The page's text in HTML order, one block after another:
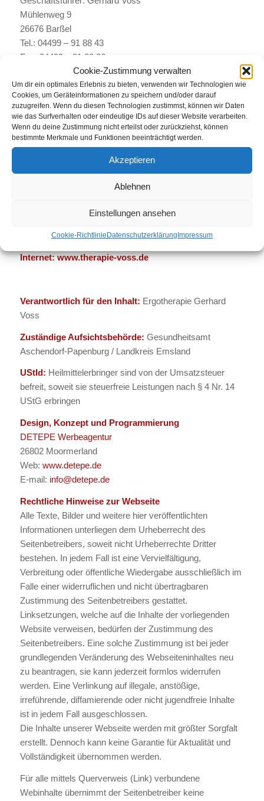
Cookie-Zustimmung verwalten
Um dir ein optimales Erlebnis zu bieten, verwenden wir Technologien wie
Cookies, um Geräteinformationen zu speichern und/oder darauf
zuzugreifen. Wenn du diesen Technologien zustimmst, können wir Daten
wie das Surfverhalten oder eindeutige IDs auf dieser Website verarbeiten.
Wenn du deine Zustimmung nicht erteilst oder zurückziehst, können
bestimmte Merkmale und Funktionen beeinträchtigt werden.
Akzeptieren
Ablehnen
Einstellungen ansehen
Cookie-RichtlinieDatenschutzerklärungImpressum
Mühlenweg 9
26676 Barßel
Tel.: 04499 – 91 88 43
Fax: 04499 – 91 82 36
info@therapie-voss.de
Internet:www.therapie-voss.de
Amtsgericht und Handelsregisternummer: Amtsgericht
Oldenburg HRA 150790
Ergotherapie Voss & Bley Garrel GbR
Vertretungsberechtiger Gesellschafter: Gerhard Voss
Internet:www.therapie-voss.de
Verantwortlich für den Inhalt: Ergotherapie Gerhard
Voss
Zuständige Aufsichtsbehörde: Gesundheitsamt
Aschendorf-Papenburg / Landkreis Emsland
UStId: Heilmittelerbringer sind von der Umsatzsteuer
befreit, soweit sie steuerfreie Leistungen nach § 4 Nr. 14
UStG erbringen
Design, Konzept und Programmierung
DETEPE Werbeagentur
26802 Moormerland
Web: www.detepe.de
E-mail: info@detepe.de
Rechtliche Hinweise zur Webseite
Alle Texte, Bilder und weitere hier veröffentlichten
Informationen unterliegen dem Urheberrecht des
Seitenbetreibers, soweit nicht Urheberrechte Dritter
bestehen. In jedem Fall ist eine Vervielfältigung,
Verbreitung oder öffentliche Wiedergabe ausschließlich im
Falle einer widerruflichen und nicht übertragbaren
Zustimmung des Seitenbetreibers gestattet.
Linksetzungen, welche auf die Inhalte der vorliegenden
Website verweisen, bedürfen der Zustimmung des
Seitenbetreibers. Eine solche Zustimmung ist bei jeder
grundlegenden Veränderung des Webseiteninhaltes neu
zu beantragen, sie kann jederzeit formlos widerrufen
werden. Eine Verlinkung auf illegale, anstößige,
irreführende, diffamierende oder nicht jugendfreie Inhalte
ist in jedem Fall ausgeschlossen.
Die Inhalte unserer Webseite werden mit größter Sorgfalt
erstellt. Dennoch kann keine Garantie für Aktualität und
Vollständigkeit übernommen werden.
Für alle mittels Querverweis (Link) verbundene
Webinhalte übernimmt der Seitenbetreiber keine